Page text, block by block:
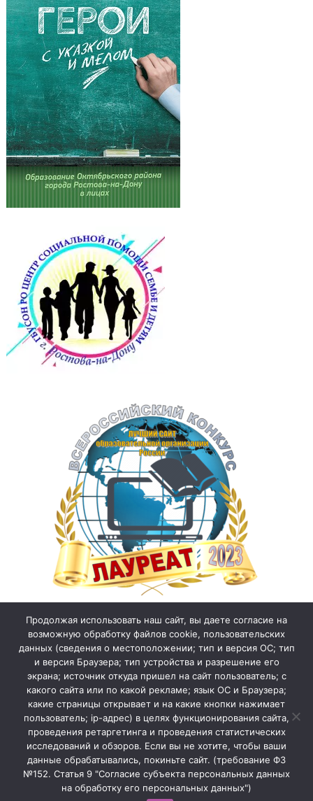
Продолжая использовать наш сайт, вы даете согласие на
возможную обработку файлов cookie, пользовательских
данных (сведения о местоположении; тип и версия ОС; тип
и версия Браузера; тип устройства и разрешение его
экрана; источник откуда пришел на сайт пользователь; с
какого сайта или по какой рекламе; язык ОС и Браузера;
какие страницы открывает и на какие кнопки нажимает
пользователь; ip-адрес) в целях функционирования сайта,
проведения ретаргетинга и проведения статистических
исследований и обзоров. Если вы не хотите, чтобы ваши
данные обрабатывались, покиньте сайт. (требование ФЗ
№152. Статья 9 "Согласие субъекта персональных данных
на обработку его персональных данных")